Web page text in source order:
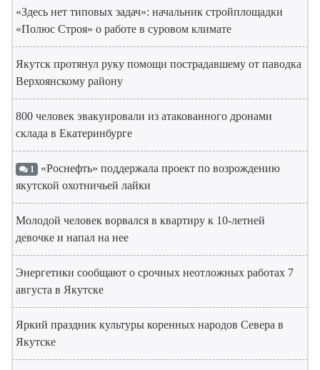
«Здесь нет типовых задач»: начальник стройплощадки
«Полюс Строя» о работе в суровом климате
Якутск протянул руку помощи пострадавшему от паводка
Верхоянскому району
800 человек эвакуировали из атакованного дронами
склада в Екатеринбурге
1 «Роснефть» поддержала проект по возрождению
якутской охотничьей лайки
Молодой человек ворвался в квартиру к 10-летней
девочке и напал на нее
Энергетики сообщают о срочных неотложных работах 7
августа в Якутске
Яркий праздник культуры коренных народов Севера в
Якутске